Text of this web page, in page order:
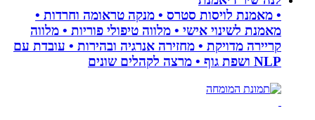
• מאמנת לויסות סטרס • מנקה טראומה וחרדות •
מאמנת לשינוי אישי • מלווה טיפולי פוריות • מלווה
קריירה מדויקת • מחזירה אנרגיה ובהירות • עובדת עם